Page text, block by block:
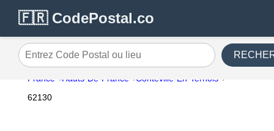
🇫🇷 CodePostal.co
Entrez Code Postal ou lieu
France Hauts-De-France
Conteville-En-Ternois
62130